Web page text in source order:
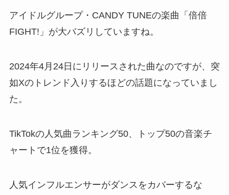
アイドルグループ・CANDY TUNEの楽曲「倍倍
FIGHT!」が大バズリしていますね。
2024年4月24日にリリースされた曲なのですが、突
如Xのトレンド入りするほどの話題になっていまし
た。
TikTokの人気曲ランキング50、トップ50の音楽チ
ャートで1位を獲得。
人気インフルエンサーがダンスをカバーするな